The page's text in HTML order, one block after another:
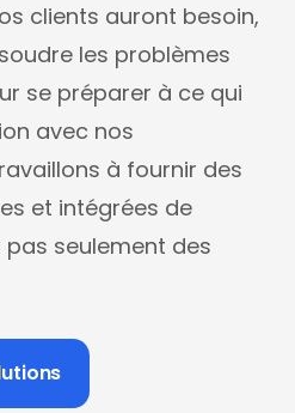
clients auront besoin,
les problèmes
se préparer à ce qui
avec nos
à fournir des
et intégrées de
seulement des